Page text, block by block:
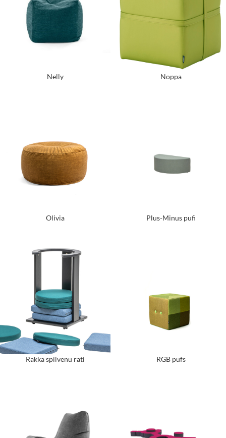
Nelly Noppa
Olivia Plus-Minus pufi
Rakka spilvenu rati RGB pufs